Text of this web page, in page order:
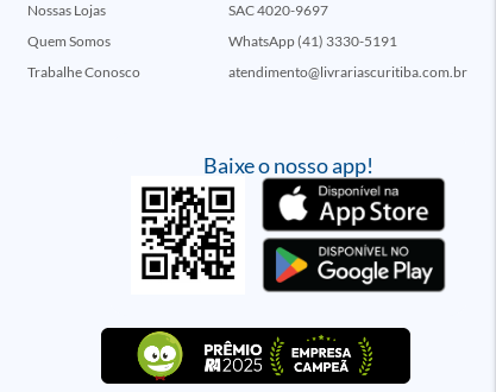
Baixe o nosso app!
Nossas Lojas
Quem Somos
Trabalhe Conosco
SAC 4020-9697
WhatsApp (41) 3330-5191
atendimento@livrariascuritiba.com.br